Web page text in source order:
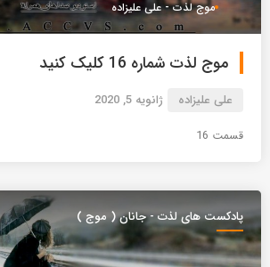
موج لذت - علی علیزاده
موج لذت شماره 16 کلیک کنید
علی علیزاده ژانویه 5, 2020
قسمت 16
پادکست های لذت - جانان ( موج )